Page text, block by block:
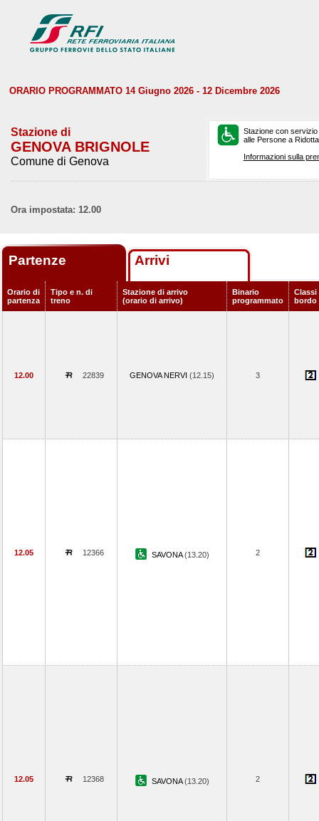
ORARIO PROGRAMMATO 14 Giugno 2026 - 12 Dicembre 2026
Stazione di
GENOVA BRIGNOLE
Comune di Genova
Stazione con
alle Persone a
Informazioni sulla
Ora impostata: 12.00
Partenze Arrivi
Orario di
partenza
Tipo e n. di
treno
Stazione di arrivo
(orario di arrivo)
Binario
programmato
Classi
bordo
12.00 22839 GENOVA NERVI (12.15) 3
12.05 12366 SAVONA(13.20) 2
12.05 12368 SAVONA(13.20) 2